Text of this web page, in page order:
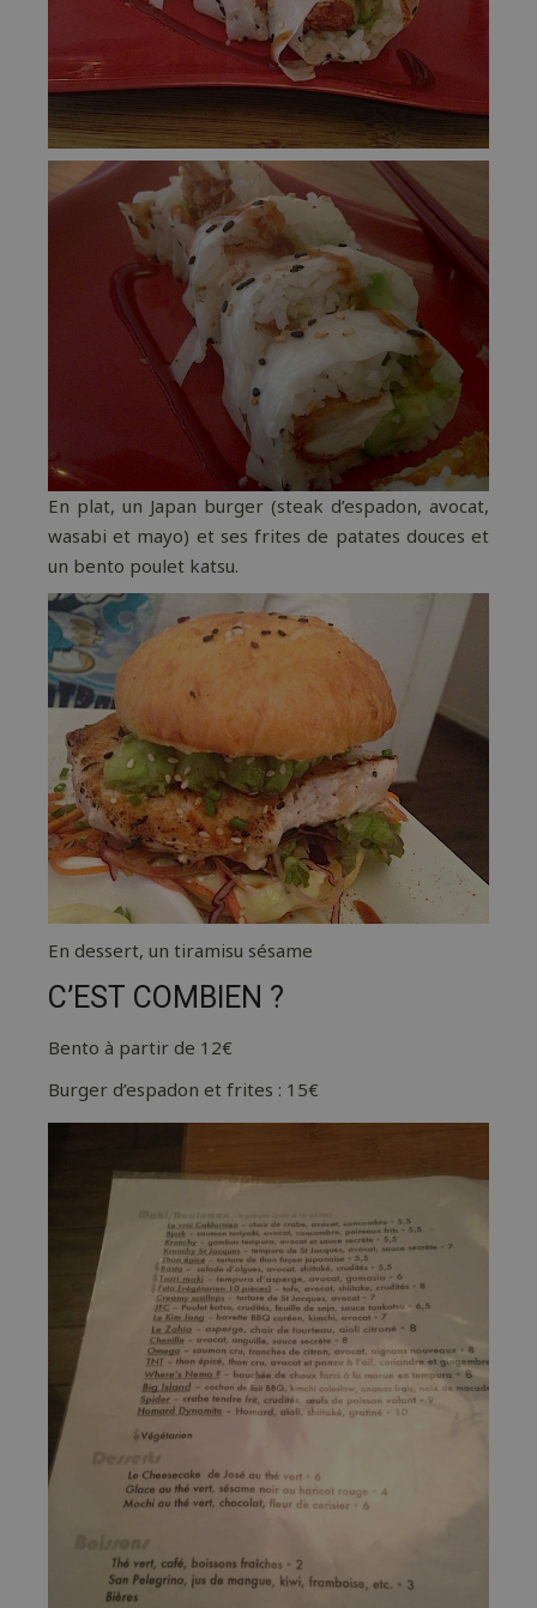
En plat, un Japan burger (steak d’espadon, avocat,
wasabi et mayo) et ses frites de patates douces et
un bento poulet katsu.
En dessert, un tiramisu sésame
C’EST COMBIEN ?
Bento à partir de 12€
Burger d’espadon et frites : 15€